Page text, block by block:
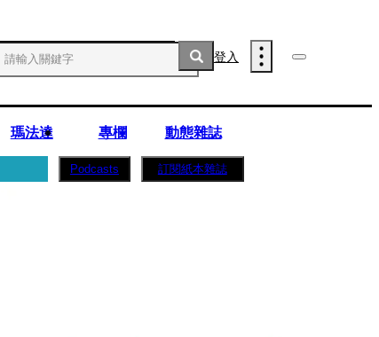
登入
瑪法達 專欄
動態雜誌
Podcasts 訂閱紙本雜誌